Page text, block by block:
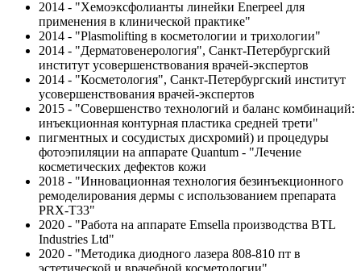
2014 - "Хемоэксфолианты линейки Enerpeel для
применения в клинической практике"
2014 - "Plasmolifting в косметологии и трихологии"
2014 - "Дерматовенерология", Санкт-Петербургский
институт усовершенствования врачей-экспертов
2014 - "Косметология", Санкт-Петербургский институт
усовершенствования врачей-экспертов
2015 - "Совершенство технологий и баланс комбинаций:
инъекционная контурная пластика средней трети"
пигментных и сосудистых дисхромий) и процедуры
фотоэпиляции на аппарате Quantum - "Лечение
косметических дефектов кожи
2018 - "Инновационная технология безинъекционного
ремоделирования дермы с использованием препарата
PRX-T33"
2020 - "Работа на аппаратe Emsella производства BTL
Industries Ltd"
2020 - "Методика диодного лазера 808-810 пт в
эстетической и врачебной косметологии"